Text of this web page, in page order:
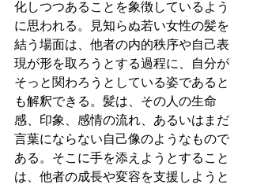
化しつつあることを象徴しているよう
に思われる。見知らぬ若い女性の髪を
結う場面は、他者の内的秩序や自己表
現が形を取ろうとする過程に、自分が
そっと関わろうとしている姿であると
も解釈できる。髪は、その人の生命
感、印象、感情の流れ、あるいはまだ
言葉にならない自己像のようなもので
ある。そこに手を添えようとすること
は、他者の成長や変容を支援しようと